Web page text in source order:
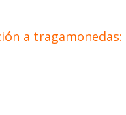
a tragamonedas: